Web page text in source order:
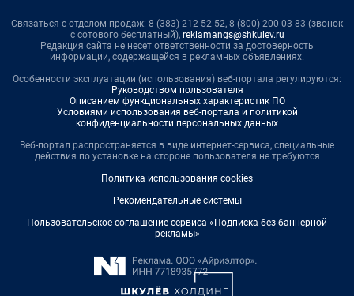
Связаться с отделом продаж: 8 (383) 212-52-52, 8 (800) 200-03-83 (звонок
с сотового бесплатный), reklamangs@shkulev.ru
Редакция сайта не несет ответственности за достоверность
информации, содержащейся в рекламных объявлениях.
Особенности эксплуатации (использования) веб-портала регулируются:
Руководством пользователя
Описанием функциональных характеристик ПО
Условиями использования веб-портала и политикой
конфиденциальности персональных данных
Веб-портал распространяется в виде интернет-сервиса, специальные
действия по установке на стороне пользователя не требуются
Политика использования cookies
Рекомендательные системы
Пользовательское соглашение сервиса «Подписка без баннерной
рекламы»